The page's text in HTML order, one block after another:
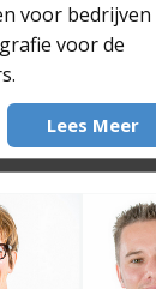
voor bedrijven
voor de
Lees Meer